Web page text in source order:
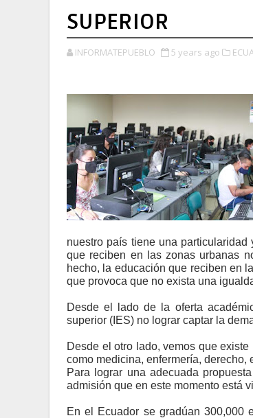
SUPERIOR
INFORMATEPUEBLO 5 years ago
nuestro país tiene una
que reciben en las zonas urbanas
hecho, la educación que reciben en
que provoca que no exista una
Desde el lado de la oferta
superior (IES) no lograr captar la
Desde el otro lado, vemos que
como medicina, enfermería, derecho,
Para lograr una adecuada
admisión que en este momento está
En el Ecuador se gradúan 300,000